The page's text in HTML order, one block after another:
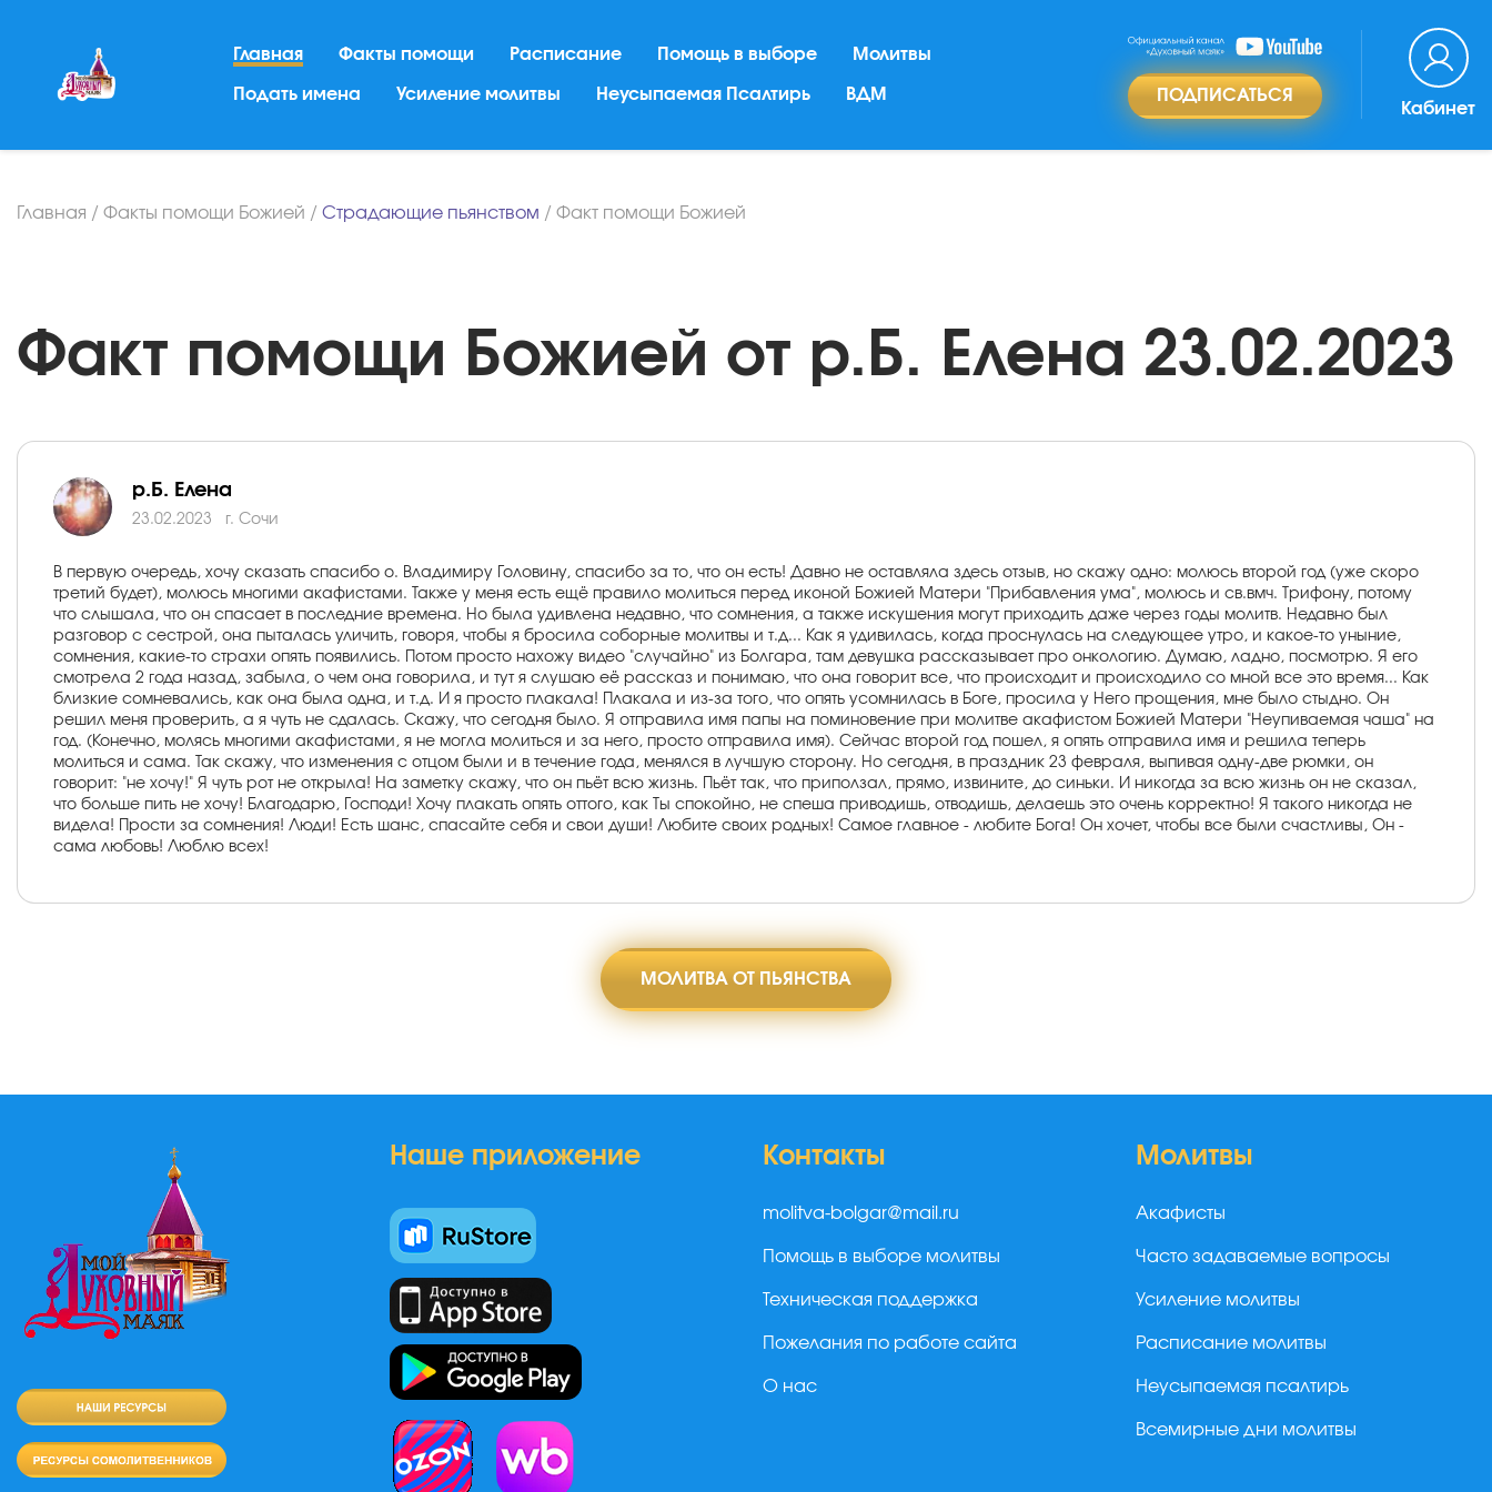
Главная Факты помощи Расписание Помощь в выборе Молитвы
Подать имена Усиление молитвы Неусыпаемая Псалтирь ВДМ ПОДПИСАТЬСЯ
Кабинет
Главная / Факты помощи Божией / Страдающие пьянством / Факт помощи Божией
Факт помощи Божией от р.Б. Елена 23.02.2023
р.Б. Елена
23.02.2023 г. Сочи
В первую очередь, хочу сказать спасибо о. Владимиру Головину, спасибо за то, что он есть! Давно не оставляла здесь отзыв, но скажу одно: молюсь второй год (уже скоро
третий будет), молюсь многими акафистами. Также у меня есть ещё правило молиться перед иконой Божией Матери "Прибавления ума", молюсь и св.вмч. Трифону, потому
что слышала, что он спасает в последние времена. Но была удивлена недавно, что сомнения, а также искушения могут приходить даже через годы молитв. Недавно был
разговор с сестрой, она пыталась уличить, говоря, чтобы я бросила соборные молитвы и т.д... Как я удивилась, когда проснулась на следующее утро, и какое-то уныние,
сомнения, какие-то страхи опять появились. Потом просто нахожу видео "случайно" из Болгара, там девушка рассказывает про онкологию. Думаю, ладно, посмотрю. Я его
смотрела 2 года назад, забыла, о чем она говорила, и тут я слушаю её рассказ и понимаю, что она говорит все, что происходит и происходило со мной все это время... Как
близкие сомневались, как она была одна, и т.д. И я просто плакала! Плакала и из-за того, что опять усомнилась в Боге, просила у Него прощения, мне было стыдно. Он
решил меня проверить, а я чуть не сдалась. Скажу, что сегодня было. Я отправила имя папы на поминовение при молитве акафистом Божией Матери "Неупиваемая чаша" на
год. (Конечно, молясь многими акафистами, я не могла молиться и за него, просто отправила имя). Сейчас второй год пошел, я опять отправила имя и решила теперь
молиться и сама. Так скажу, что изменения с отцом были и в течение года, менялся в лучшую сторону. Но сегодня, в праздник 23 февраля, выпивая одну-две рюмки, он
говорит: "не хочу!" Я чуть рот не открыла! На заметку скажу, что он пьёт всю жизнь. Пьёт так, что приползал, прямо, извините, до синьки. И никогда за всю жизнь он не сказал,
что больше пить не хочу! Благодарю, Господи! Хочу плакать опять оттого, как Ты спокойно, не спеша приводишь, отводишь, делаешь это очень корректно! Я такого никогда не
видела! Прости за сомнения! Люди! Есть шанс, спасайте себя и свои души! Любите своих родных! Самое главное - любите Бога! Он хочет, чтобы все были счастливы, Он -
сама любовь! Люблю всех!
МОЛИТВА ОТ ПЬЯНСТВА
Наше приложение Контакты
molitva-bolgar@mail.ru
Помощь в выборе молитвы
Техническая поддержка
Пожелания по работе сайта
О нас
Молитвы
Акафисты
Часто задаваемые вопросы
Усиление молитвы
Расписание молитвы
Неусыпаемая псалтирь
Всемирные дни молитвы